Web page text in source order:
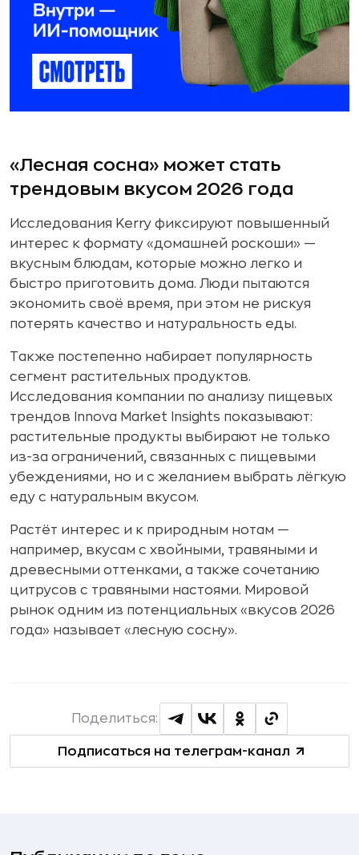
«Лесная сосна» может стать
трендовым вкусом 2026 года
Исследования Kerry фиксируют повышенный
интерес к формату «домашней роскоши» —
вкусным блюдам, которые можно легко и
быстро приготовить дома. Люди пытаются
экономить своё время, при этом не рискуя
потерять качество и натуральность еды.
Также постепенно набирает популярность
сегмент растительных продуктов.
Исследования компании по анализу пищевых
трендов Innova Market Insights показывают:
растительные продукты выбирают не только
из-за ограничений, связанных с пищевыми
убеждениями, но и с желанием выбрать лёгкую
еду с натуральным вкусом.
Растёт интерес и к природным нотам —
например, вкусам с хвойными, травяными и
древесными оттенками, а также сочетанию
цитрусов с травяными настоями. Мировой
рынок одним из потенциальных «вкусов 2026
года» называет «лесную сосну».
Подписаться на телеграм-канал
Поделиться: